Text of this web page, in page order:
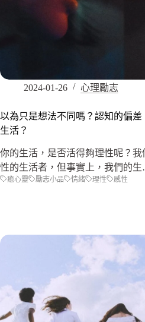
2024-01-26 心理勵志
以為只是想法不同嗎？認知的偏
生活？
你的生活，是否活得夠理性呢？
性的生活者，但事實上，我們的
癒心靈 勵志小品 情緒 理性 感性